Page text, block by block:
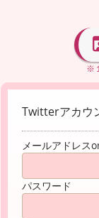
※
Twitterアカウ
メールアドレス
パスワード